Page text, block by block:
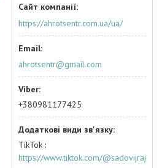
https://ahrotsentr.com.ua/ua/
ahrotsentr@gmail.com
+380981177425
TikTok
https://www.tiktok.com/@sadovijraj